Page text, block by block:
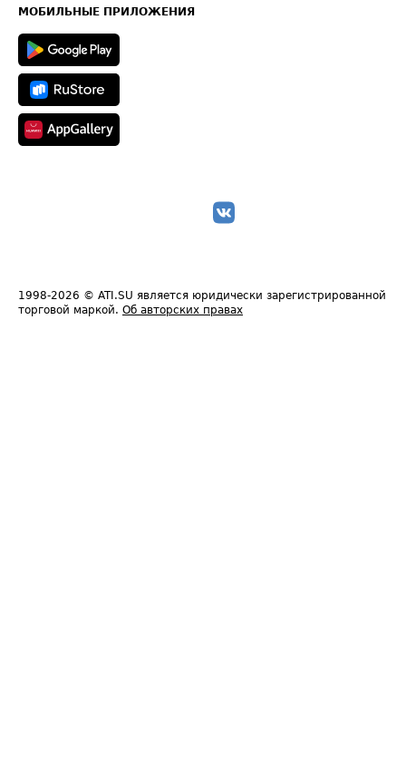
Техническая информация
МОБИЛЬНЫЕ ПРИЛОЖЕНИЯ
1998-2026 © ATI.SU является юридически зарегистрированной
торговой маркой. Об авторских правах